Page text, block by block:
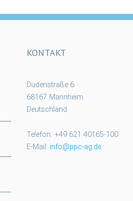
KONTAKT
Dudenstraße 6
68167 Mannheim
Deutschland
Telefon: +49 621 40165-100
E-Mail: info@ppc-ag.de